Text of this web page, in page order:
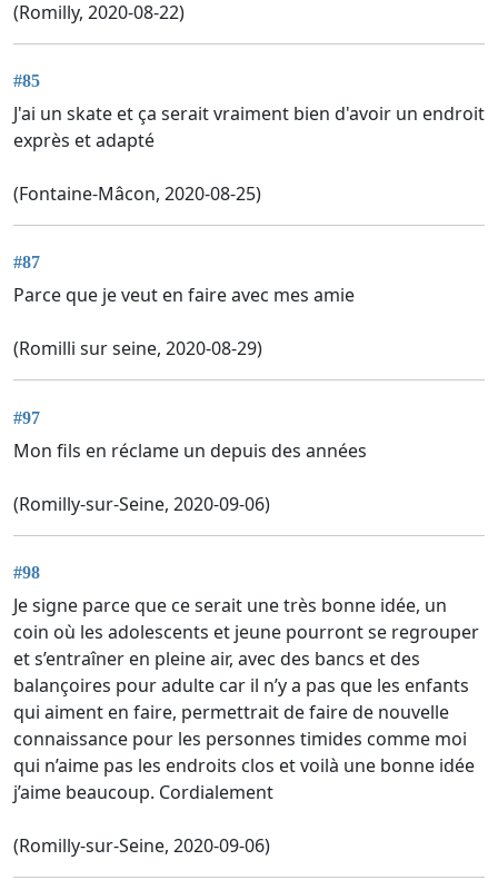
(Romilly, 2020-08-22)
#85
J'ai un skate et ça serait vraiment bien d'avoir un endroit
exprès et adapté
(Fontaine-Mâcon, 2020-08-25)
#87
Parce que je veut en faire avec mes amie
(Romilli sur seine, 2020-08-29)
#97
Mon fils en réclame un depuis des années
(Romilly-sur-Seine, 2020-09-06)
#98
Je signe parce que ce serait une très bonne idée, un
coin où les adolescents et jeune pourront se regrouper
et s’entraîner en pleine air, avec des bancs et des
balançoires pour adulte car il n’y a pas que les enfants
qui aiment en faire, permettrait de faire de nouvelle
connaissance pour les personnes timides comme moi
qui n’aime pas les endroits clos et voilà une bonne idée
j’aime beaucoup. Cordialement
(Romilly-sur-Seine, 2020-09-06)